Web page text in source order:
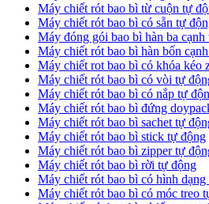
Máy chiết rót bao bì từ cuộn tự
Máy chiết rót bao bì có sẵn tự
Máy đóng gói bao bì hàn ba cạnh
Máy chiết rót bao bì hàn bốn
Máy chiết rot bao bì có khóa kéo
Máy chiết rót bao bì có vòi tự
Máy chiết rót bao bì có nắp tự
Máy chiết rót bao bì đứng
Máy chiết rót bao bì sachet tự
Máy chiết rót bao bì stick tự động
Máy chiết rót bao bì zipper tự
Máy chiết rót bao bì rời tự động
Máy chiết rót bao bì có hình dạng
Máy chiết rót bao bì có móc treo